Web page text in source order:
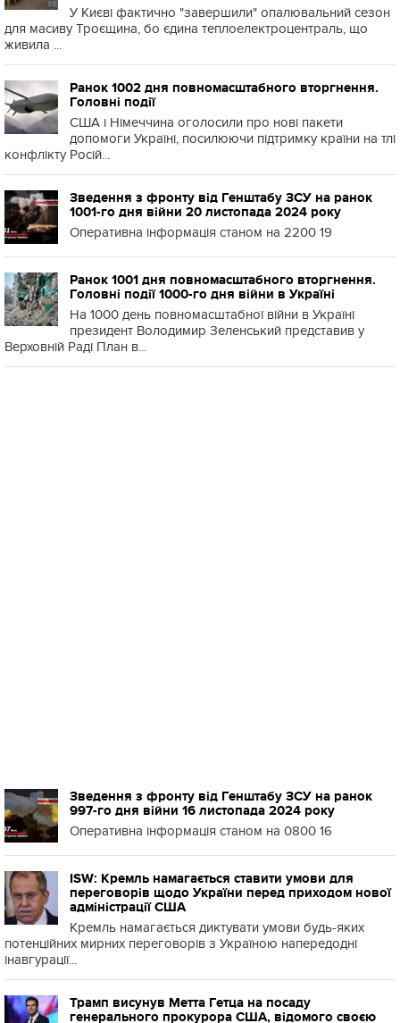
У Києві фактично "завершили" опалювальний сезон
для масиву Троєщина, бо єдина теплоелектроцентраль, що
живила ...
Ранок 1002 дня повномасштабного вторгнення.
Головні події
США і Німеччина оголосили про нові пакети
допомоги Україні, посилюючи підтримку країни на тлі
конфлікту Росій...
Зведення з фронту від Генштабу ЗСУ на ранок
1001-го дня війни 20 листопада 2024 року
Оперативна інформація станом на 2200 19
Ранок 1001 дня повномасштабного вторгнення.
Головні події 1000-го дня війни в Україні
На 1000 день повномасштабної війни в Україні
президент Володимир Зеленський представив у
Верховній Раді План в...
Зведення з фронту від Генштабу ЗСУ на ранок
997-го дня війни 16 листопада 2024 року
Оперативна інформація станом на 0800 16
ISW: Кремль намагається ставити умови для
переговорів щодо України перед приходом нової
адміністрації США
Кремль намагається диктувати умови будь-яких
потенційних мирних переговорів з Україною напередодні
інавгурації...
Трамп висунув Метта Гетца на посаду
генерального прокурора США, відомого своєю